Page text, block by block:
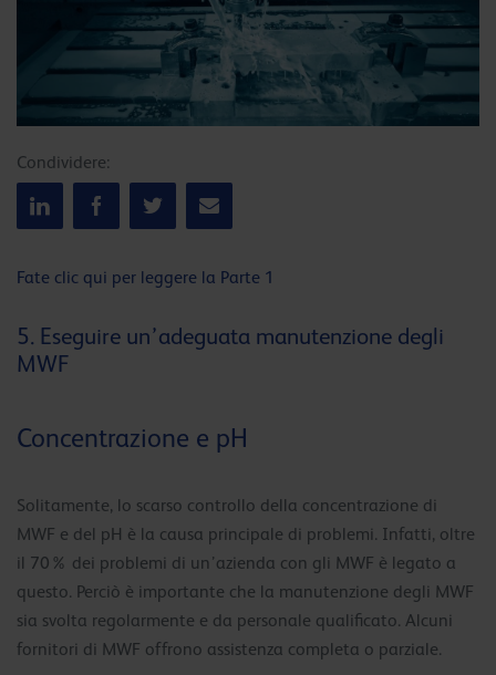
Condividere:
Fate clic qui per leggere la Parte 1
5. Eseguire un’adeguata manutenzione degli
MWF
Concentrazione e pH
Solitamente, lo scarso controllo della concentrazione di
MWF e del pH è la causa principale di problemi. Infatti, oltre
il 70% dei problemi di un’azienda con gli MWF è legato a
questo. Perciò è importante che la manutenzione degli MWF
sia svolta regolarmente e da personale qualificato. Alcuni
fornitori di MWF offrono assistenza completa o parziale.